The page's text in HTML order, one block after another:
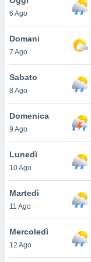
è
al sito
di
ci
di
il
un
la
nella
6 Ago
Domani
7 Ago
Sabato
8 Ago
Domenica
9 Ago
Lunedì
10 Ago
Martedì
11 Ago
Mercoledì
12 Ago